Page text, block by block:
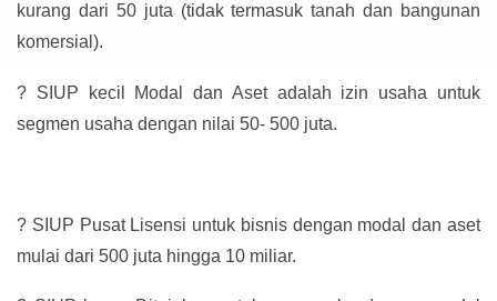
kurang dari 50 juta (tidak termasuk tanah dan bangunan
komersial).
? SIUP kecil Modal dan Aset adalah izin usaha untuk
segmen usaha dengan nilai 50- 500 juta.
? SIUP Pusat Lisensi untuk bisnis dengan modal dan aset
mulai dari 500 juta hingga 10 miliar.